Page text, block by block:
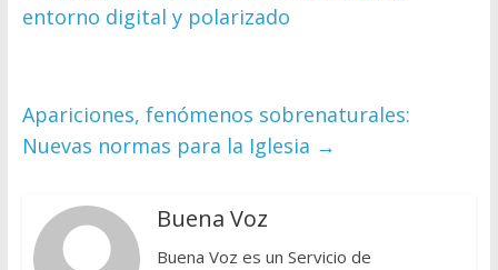
entorno digital y polarizado
Apariciones, fenómenos sobrenaturales:
Nuevas normas para la Iglesia →
Buena Voz
Buena Voz es un Servicio de